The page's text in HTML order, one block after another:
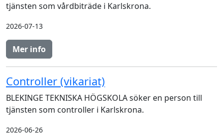
tjänsten som vårdbiträde i Karlskrona.
2026-07-13
Mer info
Controller (vikariat)
BLEKINGE TEKNISKA HÖGSKOLA söker en person till
tjänsten som controller i Karlskrona.
2026-06-26